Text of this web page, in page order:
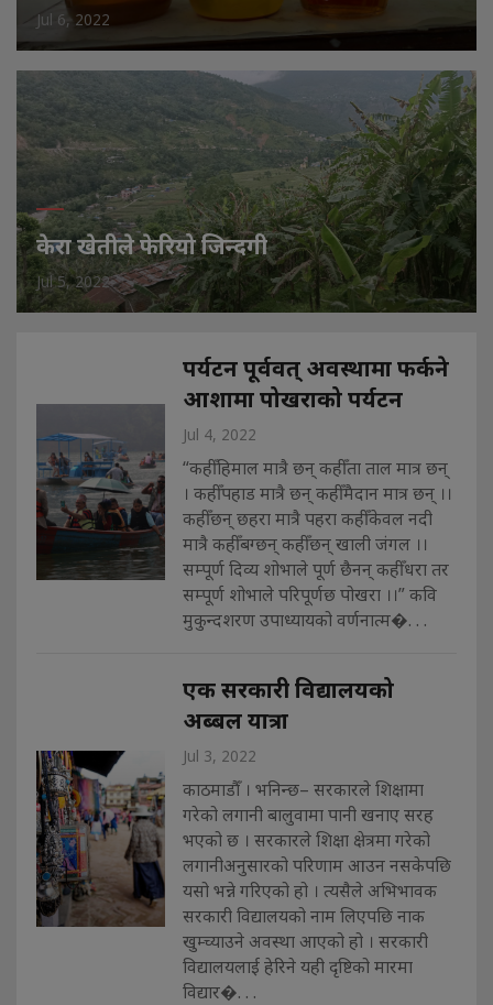
Jul 6, 2022
केरा खेतीले फेरियो जिन्दगी
Jul 5, 2022
पर्यटन पूर्ववत् अवस्थामा फर्कने
आशामा पोखराको पर्यटन
Jul 4, 2022
“कहीँ हिमाल मात्रै छन् कहीँ ता ताल मात्र छन्
। कहीँ पहाड मात्रै छन् कहीँ मैदान मात्र छन् ।।
कहीँ छन् छहरा मात्रै पहरा कहीँ केवल नदी
मात्रै कहीँ बग्छन् कहीँ छन् खाली जंगल ।।
सम्पूर्ण दिव्य शोभाले पूर्ण छैनन् कहीँ धरा तर
सम्पूर्ण शोभाले परिपूर्णछ पोखरा ।।” कवि
मुकुन्दशरण उपाध्यायको वर्णनात्म�. . .
एक सरकारी विद्यालयको
अब्बल यात्रा
Jul 3, 2022
काठमाडौँ । भनिन्छ– सरकारले शिक्षामा
गरेको लगानी बालुवामा पानी खनाए सरह
भएको छ । सरकारले शिक्षा क्षेत्रमा गरेको
लगानीअनुसारको परिणाम आउन नसकेपछि
यसो भन्ने गरिएको हो । त्यसैले अभिभावक
सरकारी विद्यालयको नाम लिएपछि नाक
खुम्च्याउने अवस्था आएको हो । सरकारी
विद्यालयलाई हेरिने यही दृष्टिको मारमा
विद्यार�. . .